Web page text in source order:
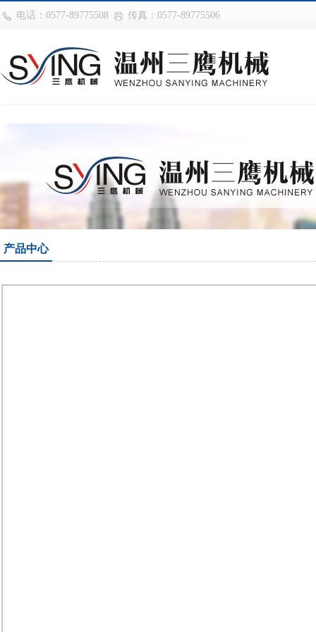
世界杯购买网站(中国)官方登录入口
电话：0577-89775508 传真：0577-89775506
产品中心